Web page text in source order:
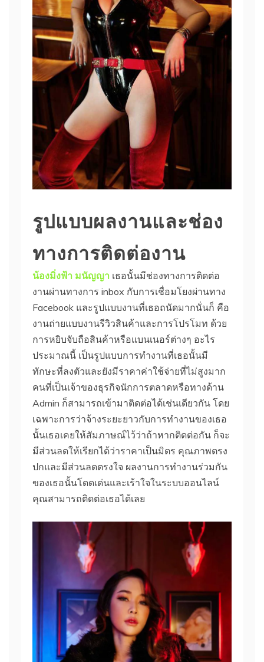
รูปแบบผลงานและช่อง
ทางการติดต่องาน
น้องมิ่งฟ้า มนัญญา เธอนั้นมีช่องทางการติดต่อ
งานผ่านทางการ inbox กับการเชื่อมโยงผ่านทาง
Facebook และรูปแบบงานที่เธอถนัดมากนั่นก็ คือ
งานถ่ายแบบงานรีวิวสินค้าและการโปรโมท ด้วย
การหยิบจับถือสินค้าหรือแบนเนอร์ต่างๆ อะไร
ประมาณนี้ เป็นรูปแบบการทำงานที่เธอนั้นมี
ทักษะที่ลงตัวและยังมีราคาค่าใช้จ่ายที่ไม่สูงมาก
คนที่เป็นเจ้าของธุรกิจนักการตลาดหรือทางด้าน
Admin ก็สามารถเข้ามาติดต่อได้เช่นเดียวกัน โดย
เฉพาะการว่าจ้างระยะยาวกับการทำงานของเธอ
นั้นเธอเคยให้สัมภาษณ์ไว้ว่าถ้าหากติดต่อกัน ก็จะ
มีส่วนลดให้เรียกได้ว่าราคาเป็นมิตร คุณภาพตรง
ปกและมีส่วนลดตรงใจ ผลงานการทำงานร่วมกัน
ของเธอนั้นโดดเด่นและเร้าใจในระบบออนไลน์
คุณสามารถติดต่อเธอได้เลย